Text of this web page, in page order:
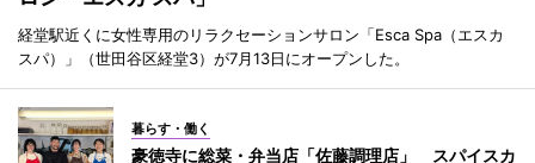
経堂駅近くに女性専用のリラクセーションサロン「Esca Spa（エスカ
スパ）」（世田谷区経堂3）が7月13日にオープンした。
暮らす・働く
豪徳寺に総菜・弁当店「佐藤調理店」 スパイスカ